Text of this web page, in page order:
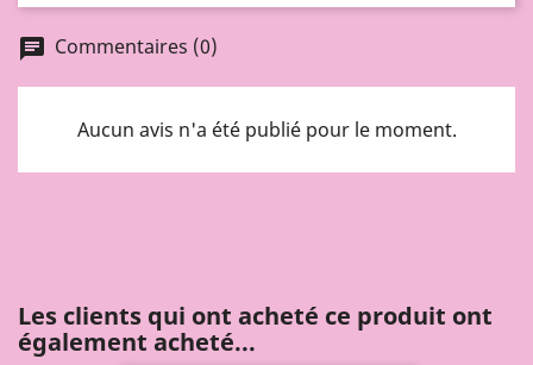
chat Commentaires (0)
Aucun avis n'a été publié pour le moment.
Les clients qui ont acheté ce produit ont
également acheté...